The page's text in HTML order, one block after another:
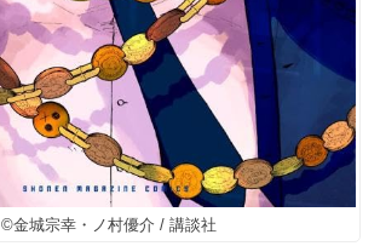
©金城宗幸・ノ村優介 / 講談社